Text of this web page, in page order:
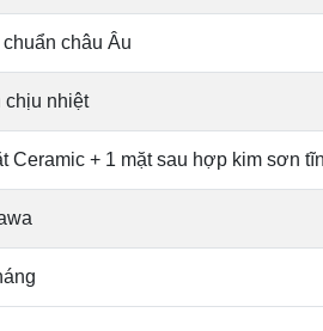
châu Âu
chịu nhiệt
Ceramic + 1 mặt sau hợp kim sơn